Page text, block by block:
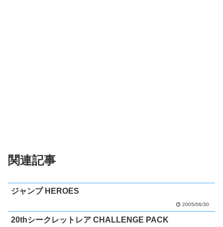
関連記事
ジャンプ HEROES
2005/06/30
20thシークレットレア CHALLENGE PACK